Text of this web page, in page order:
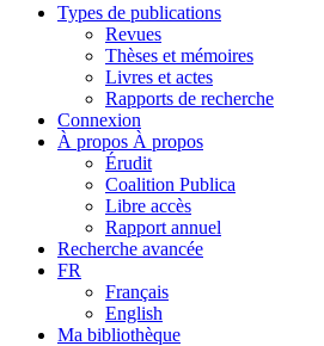
Types de publications
Revues
Thèses et mémoires
Livres et actes
Rapports de recherche
Connexion
À propos À propos
Érudit
Coalition Publica
Libre accès
Rapport annuel
Recherche avancée
FR
Français
English
Ma bibliothèque